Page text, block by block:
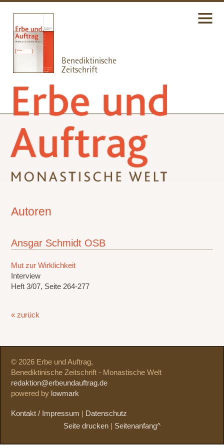
Autoren
Ansgar Schmidt OSB
Mut zur Wirklichkeit
Interview
Heft 3/07, Seite 264-277
« zurück
© 2026 Erbe und Auftrag,
Benediktinische Zeitschrift - Monastische Welt
redaktion@erbeundauftrag.de
powered by lowmark
Kontakt / Impressum
Datenschutz
Seite drucken
Seitenanfang^